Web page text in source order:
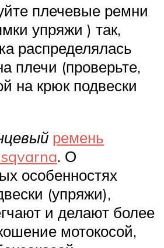
плечевые ремни
упряжи ) так,
распределялась
плечи (проверьте,
на крюк подвески
ремень
. О
особенностях
(упряжи),
и делают более
мотокосой,